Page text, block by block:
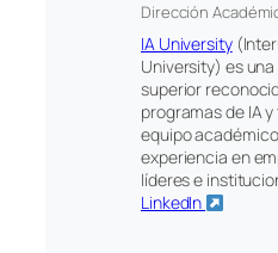
Dirección
IA University
University) es
superior
programas de IA
equipo
experiencia en
líderes e
LinkedIn